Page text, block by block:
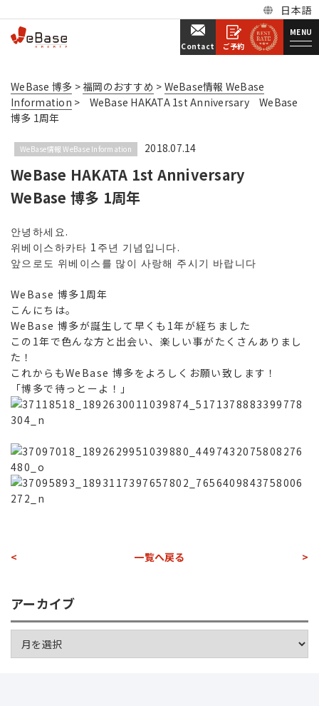
日本語
ご予約
Contact
MENU
WeBase 博多 >福岡のおすすめ > WeBase情報 WeBase
Information >
WeBase HAKATA 1st Anniversary WeBase
博多 1周年
WeBase情報 WeBase Information 2018.07.14
WeBase HAKATA 1st Anniversary
WeBase 博多 1周年
안녕하세요.
위베이스하카타 1주년 기념입니다.
앞으로도 위베이스를 많이 사랑해 주시기 바랍니다
WeBase 博多1周年
こんにちは。
WeBase 博多が誕生して早くも1年が経ちました
この1年で色んな方と出会い、楽しい事がたくさんありまし
た！
これからもWeBase 博多をよろしくお願い致します！
「博多で待っとーよ！ 」
一覧へ戻る
< >
アーカイブ